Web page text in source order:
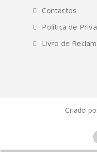
Contactos
Política de
Livro de
Criado